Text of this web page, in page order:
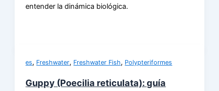
entender la dinámica biológica.
es, Freshwater, Freshwater Fish, Polypteriformes
Guppy (Poecilia reticulata): guía